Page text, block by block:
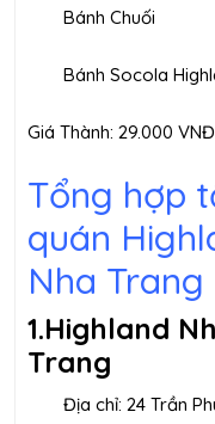
Bánh Chuối
Bánh Socola
Giá Thành: 29.000 VNĐ
Tổng hợp
quán
Nha Trang
1.Highland
Trang
Địa chỉ: 24 Trần